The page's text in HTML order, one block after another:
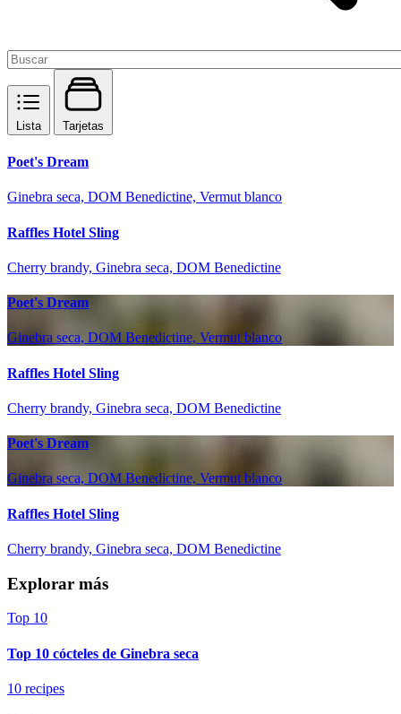
Lista Tarjetas
Poet's Dream
Ginebra seca, DOM Benedictine, Vermut blanco
Raffles Hotel Sling
Cherry brandy, Ginebra seca, DOM Benedictine
Poet's Dream
Ginebra seca, DOM Benedictine, Vermut blanco
Raffles Hotel Sling
Cherry brandy, Ginebra seca, DOM Benedictine
Poet's Dream
Ginebra seca, DOM Benedictine, Vermut blanco
Raffles Hotel Sling
Cherry brandy, Ginebra seca, DOM Benedictine
Explorar más
Top 10
Top 10 cócteles de Ginebra seca
10 recipes